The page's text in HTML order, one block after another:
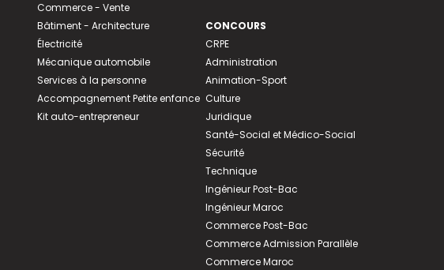
Commerce - Vente
Bâtiment - Architecture
Électricité
Mécanique automobile
Services à la personne
Accompagnement Petite enfance
Kit auto-entrepreneur
CONCOURS
CRPE
Administration
Animation-Sport
Culture
Juridique
Santé-Social et Médico-Social
Sécurité
Technique
Ingénieur Post-Bac
Ingénieur Maroc
Commerce Post-Bac
Commerce Admission Parallèle
Commerce Maroc